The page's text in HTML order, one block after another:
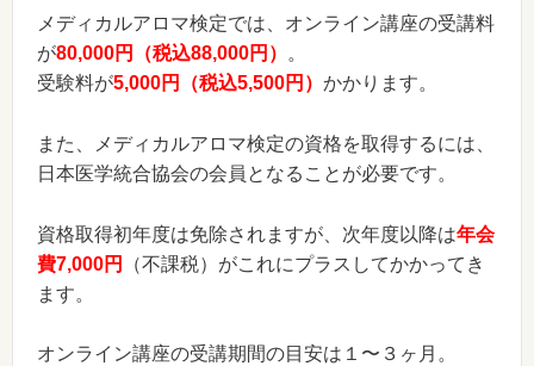
メディカルアロマ検定では、オンライン講座の受講料
が80,000円（税込88,000円） 。
受験料が5,000円（税込5,500円） かかります。
また、メディカルアロマ検定の資格を取得するには、
日本医学統合協会の会員となることが必要です。
資格取得初年度は免除されますが、次年度以降は年会
費7,000円
（不課税）がこれにプラスしてかかってき
ます。
オンライン講座の受講期間の目安は１〜３ヶ月。